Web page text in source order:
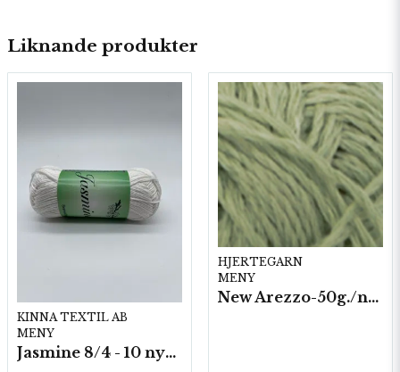
Liknande produkter
KINNA TEXTIL AB
MENY
Jasmine 8/4 - 10 nystan a50g./fp.
HJERTEGARN
MENY
New Arezzo-50g./nyst. 10 st/fp.